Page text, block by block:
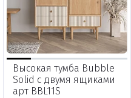
Высокая тумба Bubble
Solid с двумя ящиками
арт BBL11S